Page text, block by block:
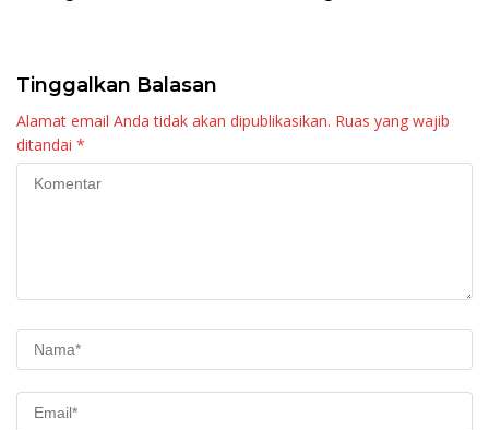
Tinggalkan Balasan
Alamat email Anda tidak akan dipublikasikan. Ruas yang wajib
ditandai *